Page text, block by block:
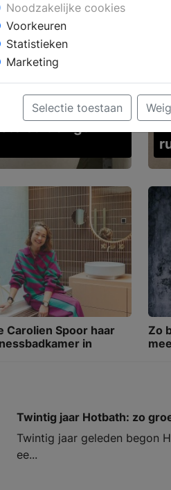
editie ligt
Carolien Spoor haar
in
Zo
Twintig jaar Hotbath: zo
Twintig jaar geleden begon
ee...
Noodzakelijke cookies
Voorkeuren
Statistieken
Marketing
Selectie toestaan